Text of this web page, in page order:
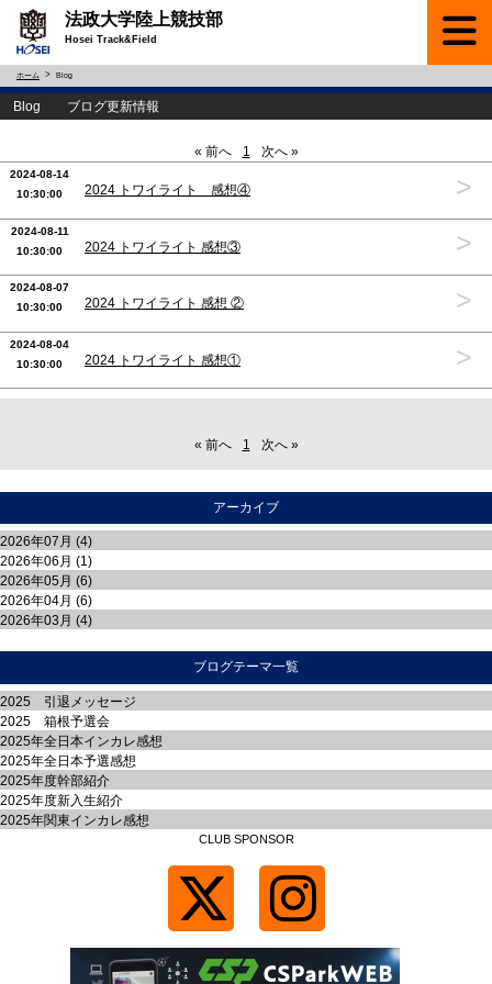
法政大学陸上競技部
Hosei Track&Field
ホーム Blog
Blog ブログ更新情報
« 前へ 1 次へ »
2024-08-14
10:30:00
2024 トワイライト 感想④ >
2024-08-11
10:30:00
2024 トワイライト 感想③ >
2024-08-07
10:30:00
2024 トワイライト 感想 ② >
2024-08-04
10:30:00
2024 トワイライト 感想① >
« 前へ 1 次へ »
アーカイブ
2026年07月 (4)
2026年06月 (1)
2026年05月 (6)
2026年04月 (6)
2026年03月 (4)
ブログテーマ一覧
2025 引退メッセージ
2025 箱根予選会
2025年全日本インカレ感想
2025年全日本予選感想
2025年度幹部紹介
2025年度新入生紹介
2025年関東インカレ感想
CLUB SPONSOR